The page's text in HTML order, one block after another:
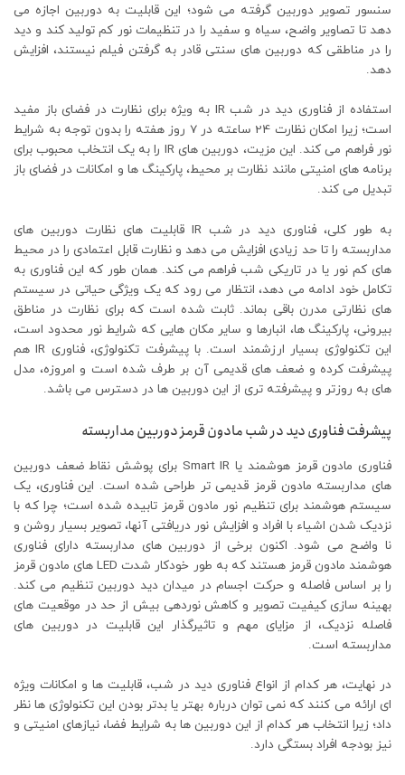
سنسور تصویر دوربین گرفته می شود؛ این قابلیت به دوربین اجازه می
دهد تا تصاویر واضح، سیاه و سفید را در تنظیمات نور کم تولید کند و دید
را در مناطقی که دوربین های سنتی قادر به گرفتن فیلم نیستند، افزایش
دهد.
استفاده از فناوری دید در شب IR به ویژه برای نظارت در فضای باز مفید
است؛ زیرا امکان نظارت 24 ساعته در 7 روز هفته را بدون توجه به شرایط
نور فراهم می کند. این مزیت، دوربین های IR را به یک انتخاب محبوب برای
برنامه های امنیتی مانند نظارت بر محیط، پارکینگ ها و امکانات در فضای باز
تبدیل می کند.
به طور کلی، فناوری دید در شب IR قابلیت های نظارت دوربین های
مداربسته را تا حد زیادی افزایش می دهد و نظارت قابل اعتمادی را در محیط
های کم نور یا در تاریکی شب فراهم می کند. همان طور که این فناوری به
تکامل خود ادامه می دهد، انتظار می رود که یک ویژگی حیاتی در سیستم
های نظارتی مدرن باقی بماند. ثابت شده است که برای نظارت در مناطق
بیرونی، پارکینگ ها، انبارها و سایر مکان هایی که شرایط نور محدود است،
این تکنولوژی بسیار ارزشمند است. با پیشرفت تکنولوژی، فناوری IR هم
پیشرفت کرده و ضعف های قدیمی آن بر طرف شده است و امروزه، مدل
های به روزتر و پیشرفته تری از این دوربین ها در دسترس می باشد.
پیشرفت فناوری دید در شب مادون قرمز دوربین مداربسته
فناوری مادون قرمز هوشمند یا Smart IR برای پوشش نقاط ضعف دوربین
های مداربسته مادون قرمز قدیمی تر طراحی شده است. این فناوری، یک
سیستم هوشمند برای تنظیم نور مادون قرمز تابیده شده است؛ چرا که با
نزدیک شدن اشیاء با افراد و افزایش نور دریافتی آنها، تصویر بسیار روشن و
نا واضح می شود. اکنون برخی از دوربین های مداربسته دارای فناوری
هوشمند مادون قرمز هستند که به طور خودکار شدت LED های مادون قرمز
را بر اساس فاصله و حرکت اجسام در میدان دید دوربین تنظیم می کند.
بهینه سازی کیفیت تصویر و کاهش نوردهی بیش از حد در موقعیت های
فاصله نزدیک، از مزایای مهم و تاثیرگذار این قابلیت در دوربین های
مداربسته است.
در نهایت، هر کدام از انواع فناوری دید در شب، قابلیت ها و امکانات ویژه
ای ارائه می کنند که نمی توان درباره بهتر یا بدتر بودن این تکنولوژی ها نظر
داد؛ زیرا انتخاب هر کدام از این دوربین ها به شرایط فضا، نیازهای امنیتی و
نیز بودجه افراد بستگی دارد.